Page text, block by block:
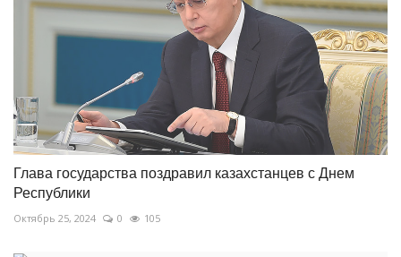
Глава государства поздравил казахстанцев с Днем
Республики
Октябрь 25, 2024 0 105